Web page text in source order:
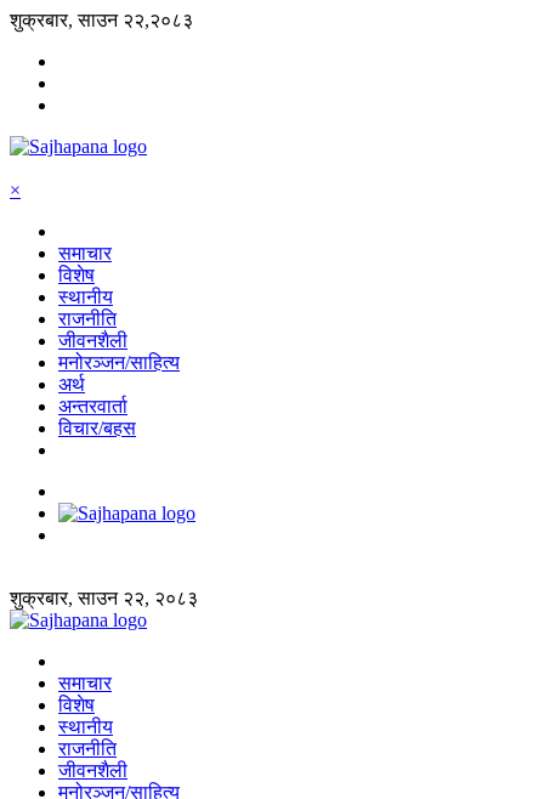
शुक्रबार, साउन २२,२०८३
×
समाचार
विशेष
स्थानीय
राजनीति
जीवनशैली
मनोरञ्जन/साहित्य
अर्थ
अन्तरवार्ता
विचार/बहस
शुक्रबार, साउन २२, २०८३
समाचार
विशेष
स्थानीय
राजनीति
जीवनशैली
मनोरञ्जन/साहित्य